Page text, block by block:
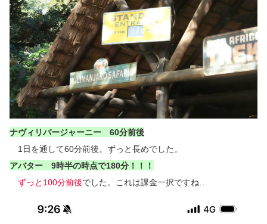
ナヴィリバージャーニー 60分前後
1日を通して60分前後。ずっと長めでした。
アバター 9時半の時点で180分！！！
ずっと100分前後でした。これは課金一択ですね…